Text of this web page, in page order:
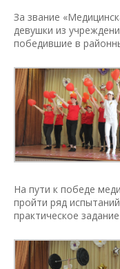
За звание
девушки из
победившие в
На пути к победе
пройти ряд
практическое